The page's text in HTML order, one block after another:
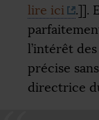
lire ici
.]].
l’intérêt
précise
directrice